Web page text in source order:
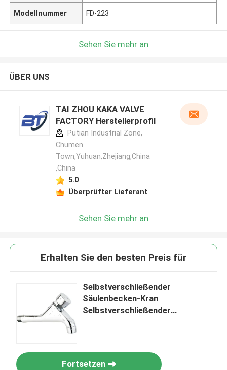
Modellnummer FD-223
Sehen Sie mehr an
ÜBER UNS
TAI ZHOU KAKA VALVE
FACTORY Herstellerprofil
Putian Industrial Zone,
Chumen
Town,Yuhuan,Zhejiang,China
,China
5.0
Überprüfter Lieferant
Sehen Sie mehr an
Erhalten Sie den besten Preis für
Selbstverschließender
Säulenbecken-Kran
Selbstverschließender
Fortsetzen